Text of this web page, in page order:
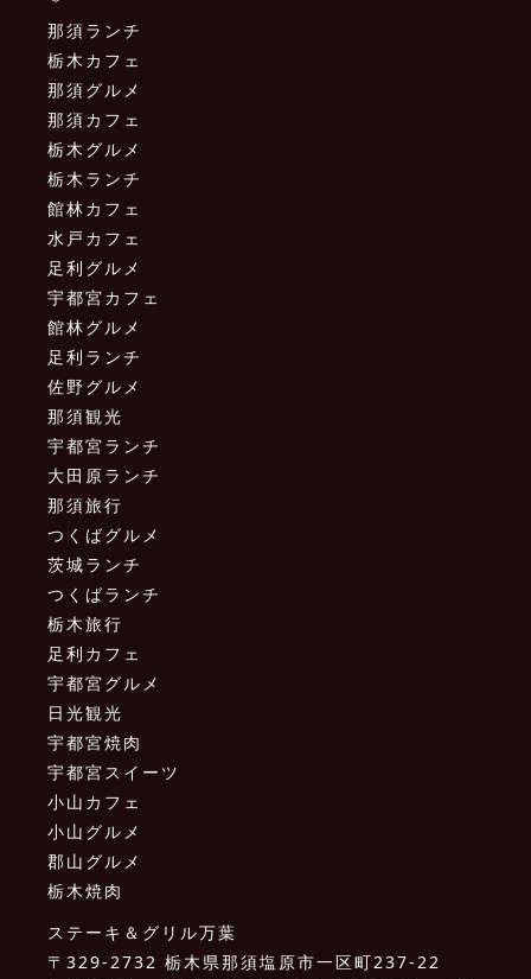
那須ランチ
栃木カフェ
那須グルメ
那須カフェ
栃木グルメ
栃木ランチ
館林カフェ
水戸カフェ
足利グルメ
宇都宮カフェ
館林グルメ
足利ランチ
佐野グルメ
那須観光
宇都宮ランチ
大田原ランチ
那須旅行
つくばグルメ
茨城ランチ
つくばランチ
栃木旅行
足利カフェ
宇都宮グルメ
日光観光
宇都宮焼肉
宇都宮スイーツ
小山カフェ
小山グルメ
郡山グルメ
栃木焼肉
ステーキ＆グリル万葉
〒329-2732 栃木県那須塩原市一区町237-22